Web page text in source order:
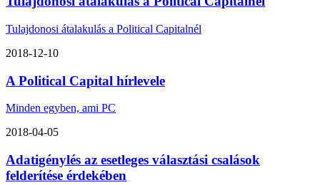
Tulajdonosi átalakulás a Political Capitalnél
2018-12-10
A Political Capital hírlevele
Minden egyben, ami PC
2018-04-05
Adatigénylés az esetleges választási csalások
felderítése érdekében